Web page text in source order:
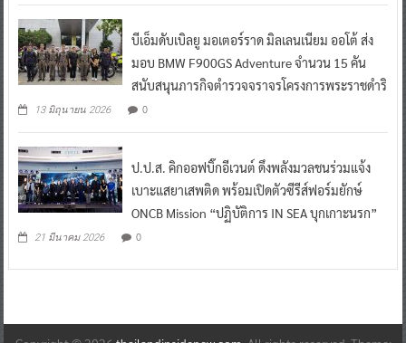
บีเอ็มดับเบิลยู มอเตอร์ราด มิลเลนเนียม ออโต้ ส่ง
มอบ BMW F900GS Adventure จำนวน 15 คัน
สนับสนุนภารกิจตำรวจจราจรโครงการพระราชดำริ
13 มิถุนายน 2026 0
ป.ป.ส. คิกออฟบิ๊กอีเวนต์ ดึงพลังมวลชนร่วมแจ้ง
เบาะแสยาเสพติด พร้อมเปิดตัวซีรีส์ฟอร์มยักษ์
ONCB Mission “ปฏิบัติการ IN SEA บุกเกาะนรก”
21 มีนาคม 2026 0